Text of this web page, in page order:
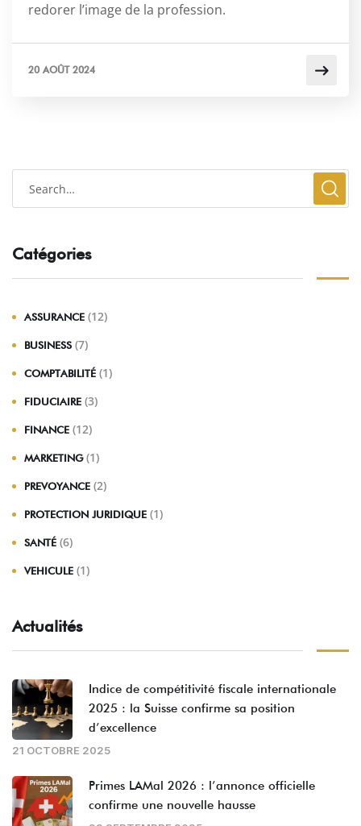
redorer l’image de la profession.
20 AOÛT 2024
Catégories
ASSURANCE (12)
BUSINESS (7)
COMPTABILITÉ (1)
FIDUCIAIRE (3)
FINANCE (12)
MARKETING (1)
PREVOYANCE (2)
PROTECTION JURIDIQUE (1)
SANTÉ (6)
VEHICULE (1)
Actualités
Indice de compétitivité fiscale internationale
2025 : la Suisse confirme sa position
d’excellence
21 OCTOBRE 2025
Primes LAMal 2026 : l’annonce officielle
confirme une nouvelle hausse